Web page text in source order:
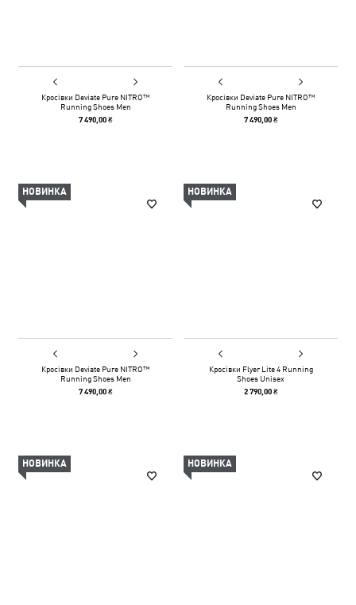
Кросівки Deviate Pure NITRO™
Running Shoes Men
7 490,00 ₴
Кросівки Deviate Pure NITRO™
Running Shoes Men
7 490,00 ₴
НОВИНКА
Кросівки Deviate Pure NITRO™
Running Shoes Men
7 490,00 ₴
НОВИНКА
Кросівки Flyer Lite 4 Running
Shoes Unisex
2 790,00 ₴
НОВИНКА НОВИНКА